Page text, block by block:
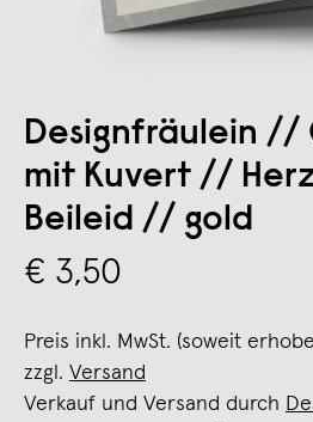
Designfräulein //
mit Kuvert //
Beileid // gold
€ 3,50
Preis inkl. MwSt. (soweit
zzgl. Versand
Verkauf und Versand durch